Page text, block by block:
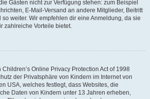
Gästen nicht zur Verfügung stehen: zum Beispiel
E-Mail-Versand an andere Mitglieder, Beitritt
weiter. Wir empfehlen dir eine Anmeldung, da sie
zahlreiche Vorteile bietet.
Online Privacy Protection Act of 1998
der Privatsphäre von Kindern im Internet von
USA, welches festlegt, dass Websites, die
Daten von Kindern unter 13 Jahren erheben,